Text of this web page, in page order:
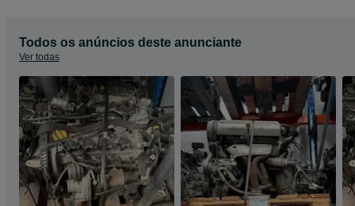
Todos os anúncios deste anunciante
Ver todas